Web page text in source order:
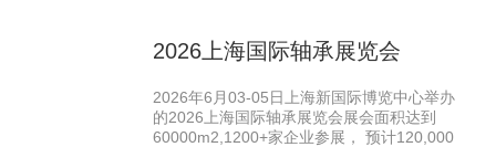
2026上海国际轴承展览会
2026年6月03-05日上海新国际博览中心举办
的2026上海国际轴承展览会展会面积达到
60000m2,1200+家企业参展， 预计120,000